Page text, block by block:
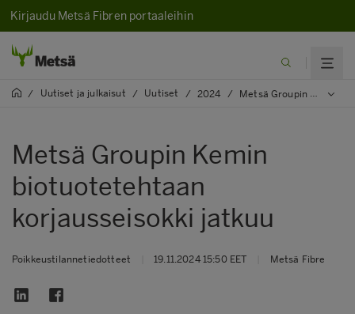
Kirjaudu Metsä Fibren portaaleihin
/ Uutiset ja julkaisut / Uutiset / 2024 / Metsä Groupin Kemin biotuotetehtaan korjausseisokki jatkuu
Metsä Groupin Kemin
biotuotetehtaan
korjausseisokki jatkuu
Poikkeustilannetiedotteet 19.11.2024 15:50 EET Metsä Fibre